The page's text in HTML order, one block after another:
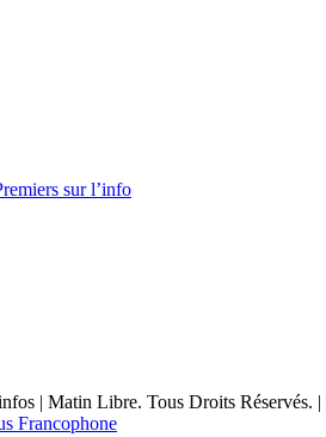
sur l’info
| Matin Libre. Tous Droits Réservés.
Francophone